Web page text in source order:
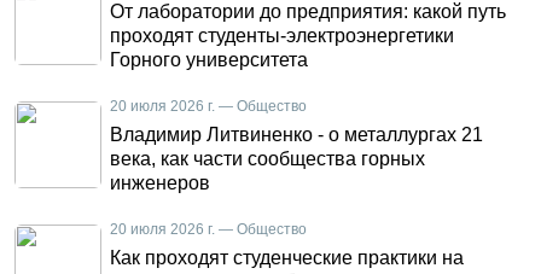
От лаборатории до предприятия: какой путь
проходят студенты-электроэнергетики
Горного университета
20 июля 2026 г. — Общество
Владимир Литвиненко - о металлургах 21
века, как части сообщества горных
инженеров
20 июля 2026 г. — Общество
Как проходят студенческие практики на